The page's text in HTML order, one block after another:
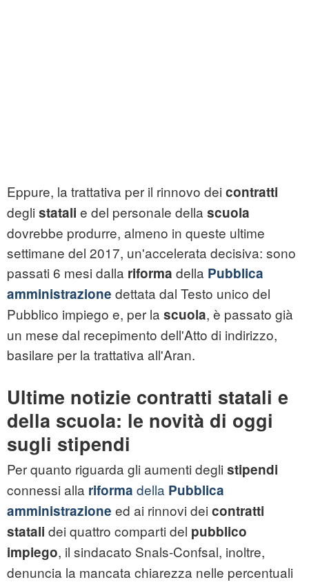
Eppure, la trattativa per il rinnovo dei contratti
degli statali e del personale della scuola
dovrebbe produrre, almeno in queste ultime
settimane del 2017, un'accelerata decisiva: sono
passati 6 mesi dalla riforma della Pubblica
amministrazione dettata dal Testo unico del
Pubblico impiego e, per la scuola, è passato già
un mese dal recepimento dell'Atto di indirizzo,
basilare per la trattativa all'Aran.
Ultime notizie contratti statali e
della scuola: le novità di oggi
sugli stipendi
Per quanto riguarda gli aumenti degli stipendi
connessi alla riforma della Pubblica
amministrazione ed ai rinnovi dei contratti
statali dei quattro comparti del pubblico
impiego, il sindacato Snals-Confsal, inoltre,
denuncia la mancata chiarezza nelle percentuali